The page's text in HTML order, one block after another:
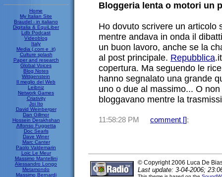
Home
My Italian Site
Braudel - in italiano
Digitalia & EquiLiber
Ldb Podcast
Videoblog
Italy
Media (.com e .it)
Culture splash
Paper and research
Global Voices
Blog Notes
Wittgenstein
Il meglio del Web
Leibniz
Network Games
Criativity
Joi Ito
David Weinberger
Dan Gillmor
Hossein Derakhshan
Alfonso Fuggetta
Doc Searls
Dave Winer
Marc Canter
Paolo Valdemarin
Loic Le Meur
Massimo Mantellini
Alessandro Longo
Metamondo
Massimo Bernardi
Bloggeria lenta o motori un
Ho dovuto scrivere un articolo
mentre andava in onda il
un buon lavoro, anche se la
al post principale. Repubblica
copertura. Ma seguendo le
hanno segnalato una grande
uno o due al massimo... O
bloggavano mentre la
11:58:28 PM comment [];
© Copyright 2006 Luca De
Last update: 3-04-2006;